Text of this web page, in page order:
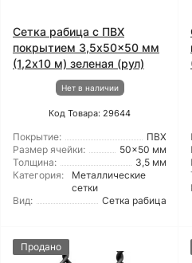
Сетка рабица с ПВХ
покрытием 3,5x50x50 мм
(1,2x10 м) зеленая (рул)
Нет в наличии
Код Товара: 29644
Покрытие:
ПВХ
Размер ячейки:
50x50 мм
Толщина:
3,5 мм
Категория:
Металлические
сетки
Вид:
Сетка рабица
Продано